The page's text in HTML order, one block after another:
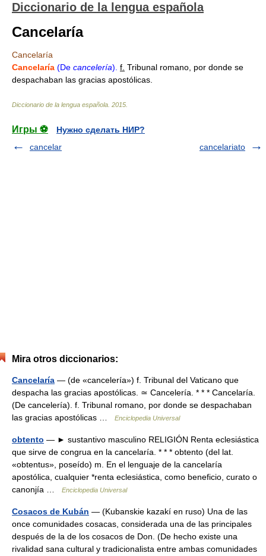
Diccionario de la lengua española
Cancelaría
Cancelaría
Cancelaría (De cancelería). f. Tribunal romano, por donde se
despachaban las gracias apostólicas.
Diccionario de la lengua española 2015
Игры ⚽
Нужно сделать НИР?
cancelar
cancelariato
Mira otros diccionarios:
Cancelaría — (de «cancelería») f. Tribunal del Vaticano que
despacha las gracias apostólicas. ≃ Cancelería. * * * Cancelaría.
(De cancelería). f. Tribunal romano, por donde se despachaban
las gracias apostólicas …
Enciclopedia Universal
obtento — ► sustantivo masculino RELIGIÓN Renta eclesiástica
que sirve de congrua en la cancelaría. * * * obtento (del lat.
«obtentus», poseído) m. En el lenguaje de la cancelaría
apostólica, cualquier *renta eclesiástica, como beneficio, curato o
canonjía …
Enciclopedia Universal
Cosacos de Kubán — (Kubanskie kazakí en ruso) Una de las
once comunidades cosacas, considerada una de las principales
después de la de los cosacos de Don. (De hecho existe una
rivalidad sana cultural y tradicionalista entre ambas comunidades